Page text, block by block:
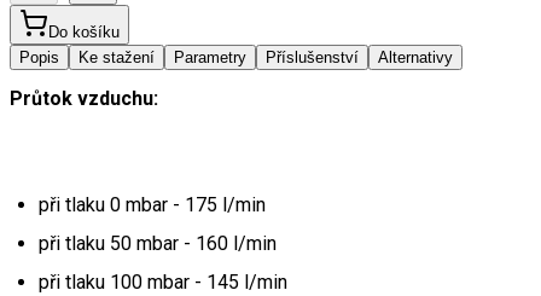
Do košíku
Popis
Ke stažení Parametry Příslušenství Alternativy
Průtok vzduchu:
při tlaku 0 mbar - 175 l/min
při tlaku 50 mbar - 160 l/min
při tlaku 100 mbar - 145 l/min